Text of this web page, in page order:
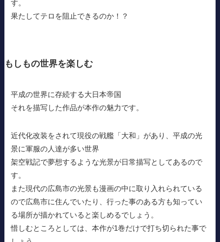
す。
果たしてテロを阻止できるのか！？
もしもの世界を楽しむ
平成の世界に存続する大日本帝国
それを描写した作品が本作の魅力です。
近代化改装をされて現役の戦艦「大和」があり、平成の光
景に軍服の人達が多い世界
架空戦記で夢想するような光景が日常描写としてあるので
す。
また現代の広島市の光景も漫画の中に取り入れられている
ので広島市に住んでいたり、行った事のある方も知ってい
る場所が描かれていると楽しめるでしょう。
惜しむところとしては、本作が1巻だけで打ち切られた事で